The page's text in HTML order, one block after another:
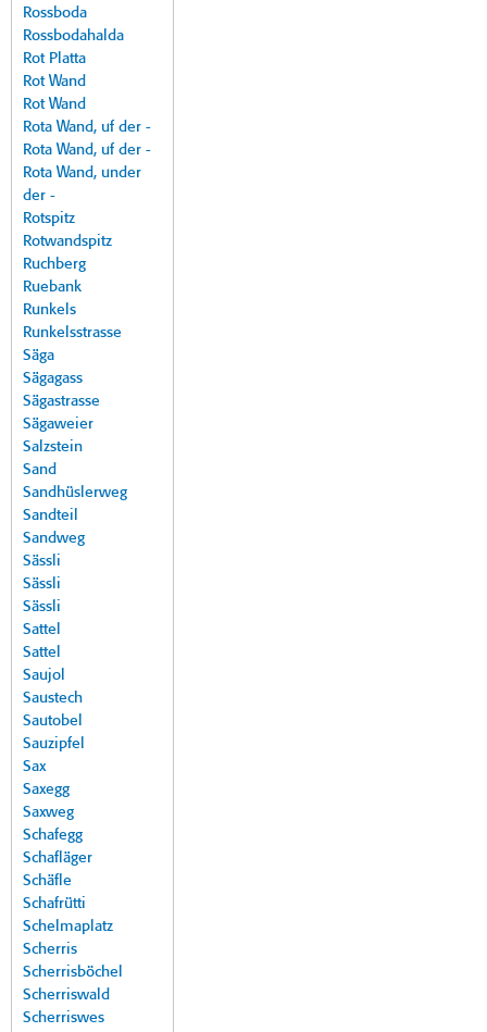
Rossboda
Rossbodahalda
Rot Platta
Rot Wand
Rot Wand
Rota Wand, uf der -
Rota Wand, uf der -
Rota Wand, under
der -
Rotspitz
Rotwandspitz
Ruchberg
Ruebank
Runkels
Runkelsstrasse
Säga
Sägagass
Sägastrasse
Sägaweier
Salzstein
Sand
Sandhüslerweg
Sandteil
Sandweg
Sässli
Sässli
Sässli
Sattel
Sattel
Saujol
Saustech
Sautobel
Sauzipfel
Sax
Saxegg
Saxweg
Schafegg
Schafläger
Schäfle
Schafrütti
Schelmaplatz
Scherris
Scherrisböchel
Scherriswald
Scherriswes